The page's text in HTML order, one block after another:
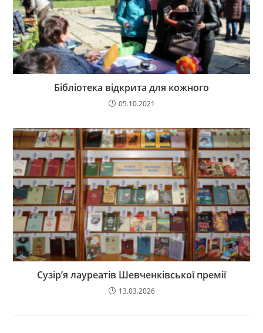
Бібліотека відкрита для кожного
05.10.2021
Сузір’я лауреатів Шевченківської премії
13.03.2026